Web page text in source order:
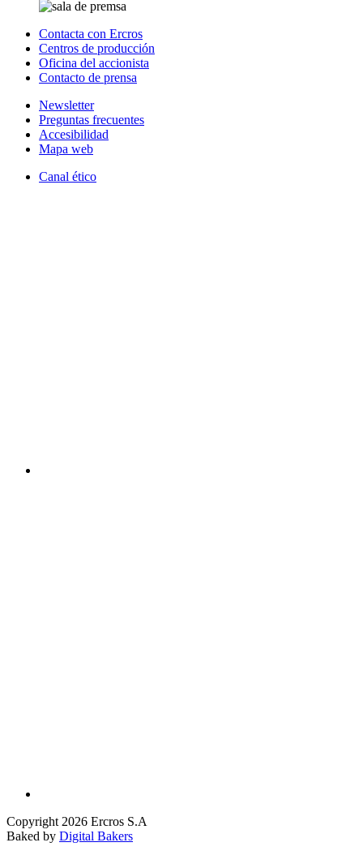
Contacta con Ercros
Centros de producción
Oficina del accionista
Contacto de prensa
Newsletter
Preguntas frecuentes
Accesibilidad
Mapa web
Canal ético
Copyright 2026 Ercros S.A
Baked by Digital Bakers